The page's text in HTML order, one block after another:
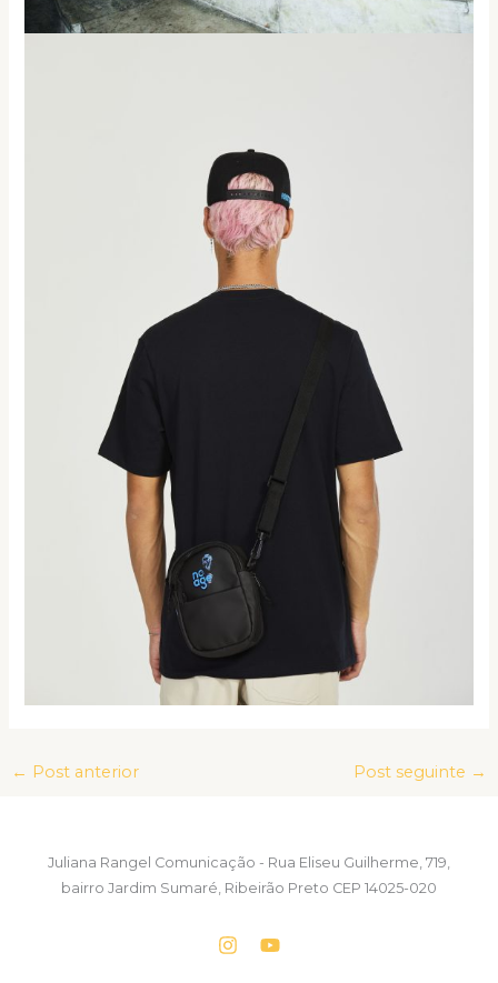
← Post anterior Post seguinte →
Juliana Rangel Comunicação - Rua Eliseu Guilherme, 719,
bairro Jardim Sumaré, Ribeirão Preto CEP 14025-020